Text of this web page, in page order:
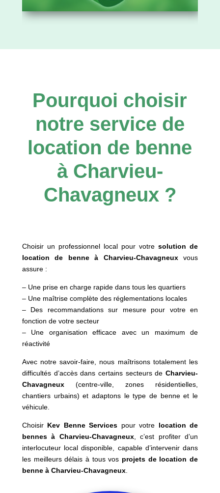
Pourquoi choisir
notre service de
location de benne
à Charvieu-
Chavagneux ?
Choisir un professionnel local pour votresolution de
location de benne à Charvieu-Chavagneuxvous
assure :
– Une prise en charge rapide dans tous les quartiers
– Une maîtrise complète des réglementations locales
– Des recommandations sur mesure pour votre en
fonction de votre secteur
– Une organisation efficace avec un maximum de
réactivité
Avec notre savoir-faire, nous maîtrisons totalement les
difficultés d’accès dans certains secteurs deCharvieu-
Chavagneux(centre-ville, zones résidentielles,
chantiers urbains) et adaptons le type de benne et le
véhicule.
Choisir Kev Benne Services pour votre location de
bennes à Charvieu-Chavagneux, c’est profiter d’un
interlocuteur local disponible, capable d’intervenir dans
les meilleurs délais à tous vos projets de location de
benne à Charvieu-Chavagneux.